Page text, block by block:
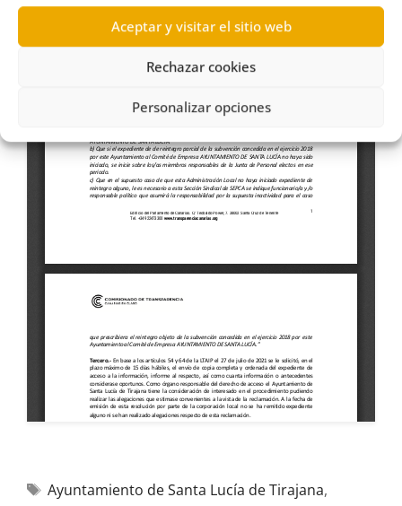
Aceptar y visitar el sitio web
Rechazar cookies
Personalizar opciones
Ayuntamiento de Santa Lucía de Tirajana,